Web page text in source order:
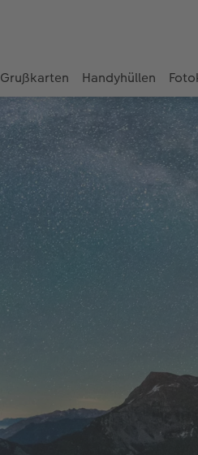
Grußkarten Handyhüllen